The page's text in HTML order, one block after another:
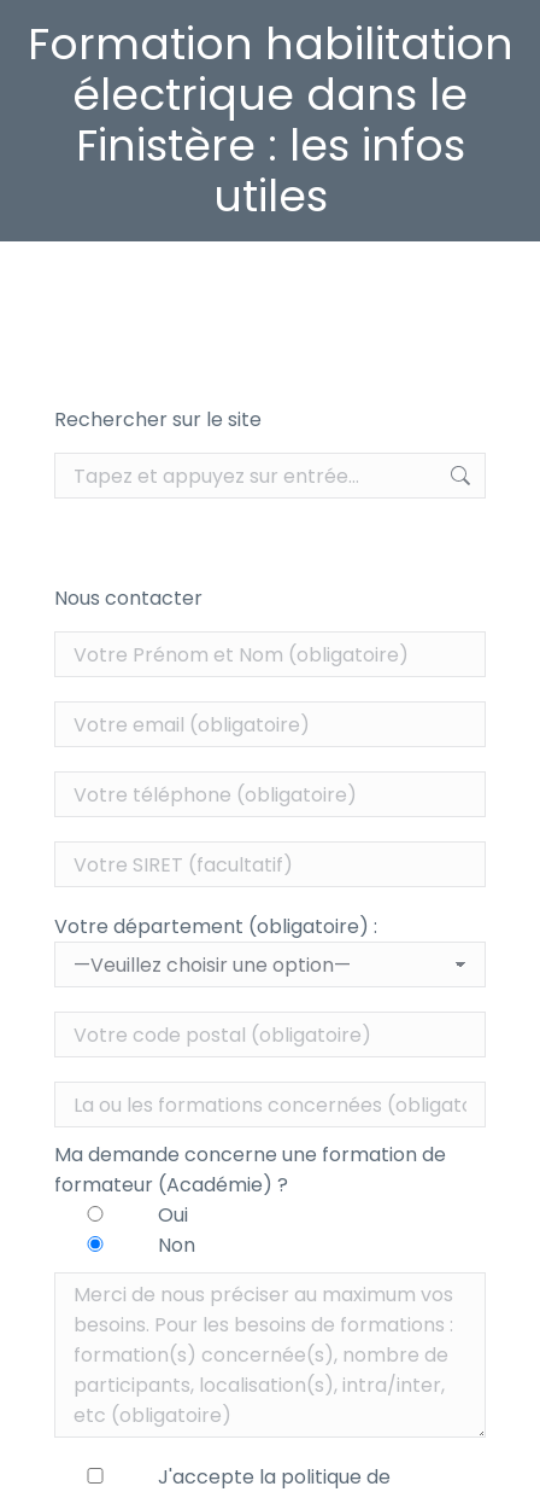
Formation habilitation
électrique dans le
Finistère : les infos
utiles
Rechercher sur le site
Recherche
:
Nous contacter
Votre département (obligatoire) :
Ma demande concerne une formation de
formateur (Académie) ?
Oui
Non
J'accepte la politique de